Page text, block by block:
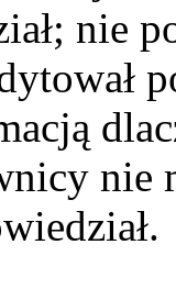
nie
nie